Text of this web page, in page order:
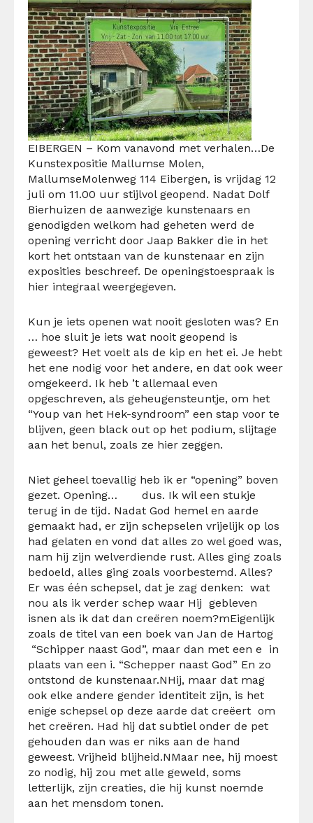
EIBERGEN – Kom vanavond met verhalen…De
Kunstexpositie Mallumse Molen,
MallumseMolenweg 114 Eibergen, is vrijdag 12
juli om 11.00 uur stijlvol geopend. Nadat Dolf
Bierhuizen de aanwezige kunstenaars en
genodigden welkom had geheten werd de
opening verricht door Jaap Bakker die in het
kort het ontstaan van de kunstenaar en zijn
exposities beschreef. De openingstoespraak is
hier integraal weergegeven.
Kun je iets openen wat nooit gesloten was? En
… hoe sluit je iets wat nooit geopend is
geweest? Het voelt als de kip en het ei. Je hebt
het ene nodig voor het andere, en dat ook weer
omgekeerd. Ik heb ’t allemaal even
opgeschreven, als geheugensteuntje, om het
“Youp van het Hek-syndroom” een stap voor te
blijven, geen black out op het podium, slijtage
aan het benul, zoals ze hier zeggen.
Niet geheel toevallig heb ik er “opening” boven
gezet. Opening… dus. Ik wil een stukje
terug in de tijd. Nadat God hemel en aarde
gemaakt had, er zijn schepselen vrijelijk op los
had gelaten en vond dat alles zo wel goed was,
nam hij zijn welverdiende rust. Alles ging zoals
bedoeld, alles ging zoals voorbestemd. Alles?
Er was één schepsel, dat je zag denken: wat
nou als ik verder schep waar Hij gebleven
isnen als ik dat dan creëren noem?mEigenlijk
zoals de titel van een boek van Jan de Hartog
“Schipper naast God”, maar dan met een e in
plaats van een i. “Schepper naast God” En zo
ontstond de kunstenaar.NHij, maar dat mag
ook elke andere gender identiteit zijn, is het
enige schepsel op deze aarde dat creëert om
het creëren. Had hij dat subtiel onder de pet
gehouden dan was er niks aan de hand
geweest. Vrijheid blijheid.NMaar nee, hij moest
zo nodig, hij zou met alle geweld, soms
letterlijk, zijn creaties, die hij kunst noemde
aan het mensdom tonen.